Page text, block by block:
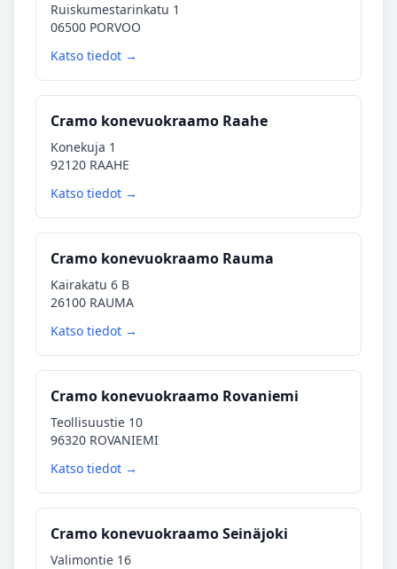
Ruiskumestarinkatu 1
06500 PORVOO
Katso tiedot →
Cramo konevuokraamo Raahe
Konekuja 1
92120 RAAHE
Katso tiedot →
Cramo konevuokraamo Rauma
Kairakatu 6 B
26100 RAUMA
Katso tiedot →
Cramo konevuokraamo Rovaniemi
Teollisuustie 10
96320 ROVANIEMI
Katso tiedot →
Cramo konevuokraamo Seinäjoki
Valimontie 16